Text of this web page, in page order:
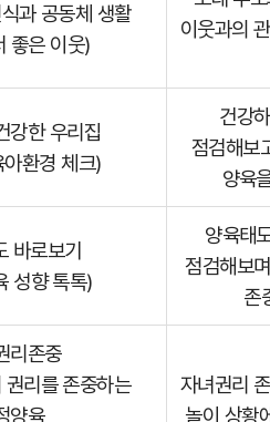
과 공동체 생활
좋은 이웃)
이웃과의
강한 우리집
환경 체크)
건강
점검해보
양육
바로보기
성향 톡톡)
양육태
점검해보
존
리존중
권리를 존중하는
양육
자녀권리
놀이 상황